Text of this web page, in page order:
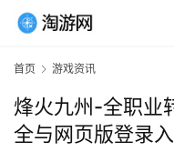
首页 游戏资讯
烽火九州-全职业
全与网页版登录